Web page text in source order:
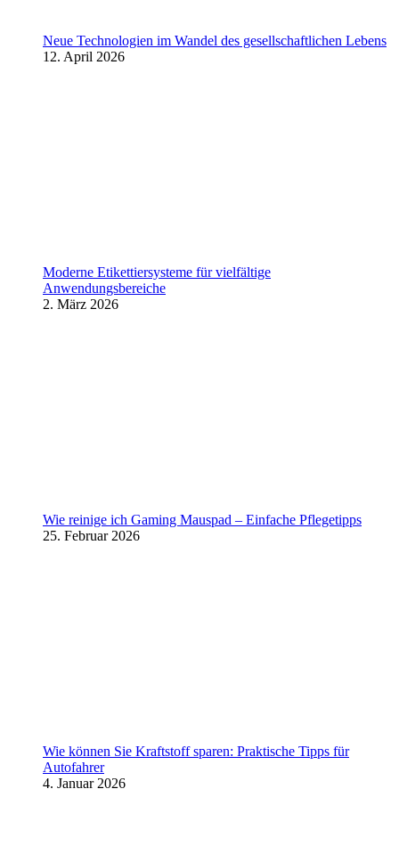
Neue Technologien im Wandel des gesellschaftlichen Lebens
12. April 2026
Moderne Etikettiersysteme für vielfältige
Anwendungsbereiche
2. März 2026
Wie reinige ich Gaming Mauspad – Einfache Pflegetipps
25. Februar 2026
Wie können Sie Kraftstoff sparen: Praktische Tipps für
Autofahrer
4. Januar 2026